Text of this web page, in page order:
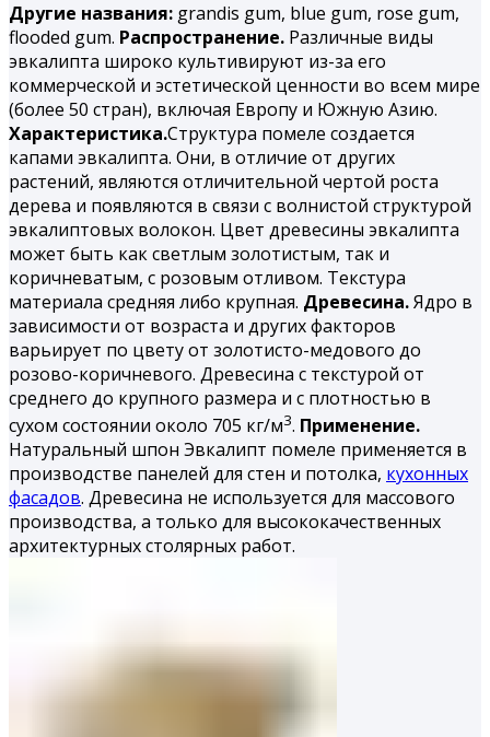
Другие названия: grandis gum, blue gum, rose gum,
flooded gum. Распространение. Различные виды
эвкалипта широко культивируют из-за его
коммерческой и эстетической ценности во всем мире
(более 50 стран), включая Европу и Южную Азию.
Характеристика.Структура помеле создается
капами эвкалипта. Они, в отличие от других
растений, являются отличительной чертой роста
дерева и появляются в связи с волнистой структурой
эвкалиптовых волокон. Цвет древесины эвкалипта
может быть как светлым золотистым, так и
коричневатым, с розовым отливом. Текстура
материала средняя либо крупная. Древесина.Ядро в
зависимости от возраста и других факторов
варьирует по цвету от золотисто-медового до
розово-коричневого. Древесина с текстурой от
среднего до крупного размера и с плотностью в
сухом состоянии около 705 кг/м3. Применение.
Натуральный шпон Эвкалипт помеле применяется в
производстве панелей для стен и потолка, кухонных
фасадов. Древесина не используется для массового
производства, а только для высококачественных
архитектурных столярных работ.